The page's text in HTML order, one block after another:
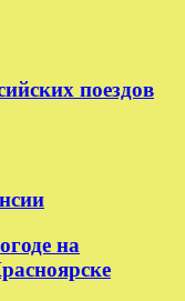
поездов
на